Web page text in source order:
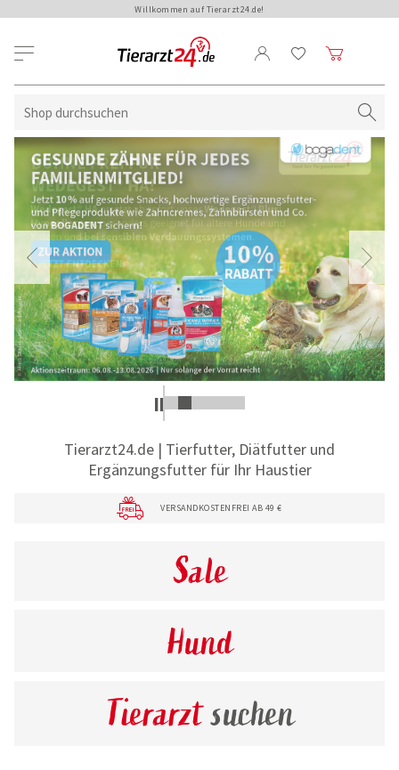
Willkommen auf Tierarzt24.de!
Tierarzt24.de | Tierfutter, Diätfutter und
Ergänzungsfutter für Ihr Haustier
VERSANDKOSTENFREI AB 49 €
Sale
Hund
Tierarztsuchen